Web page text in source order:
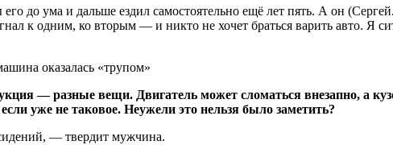
до ума и дальше ездил самостоятельно ещё лет пять. А он
к одним, ко вторым — и никто не хочет браться варить авто. Я
— разные вещи. Двигатель может сломаться внезапно, а
уже не таковое. Неужели это нельзя было заметить?
— твердит мужчина.